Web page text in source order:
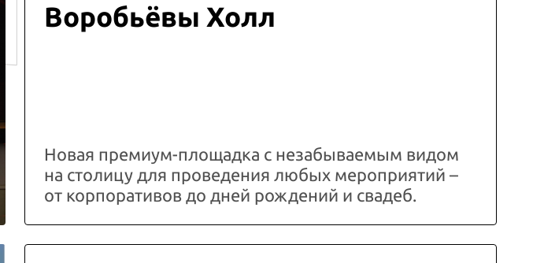
Воробьёвы Холл
Новая премиум-площадка с незабываемым видом
на столицу для проведения любых мероприятий –
от корпоративов до дней рождений и свадеб.